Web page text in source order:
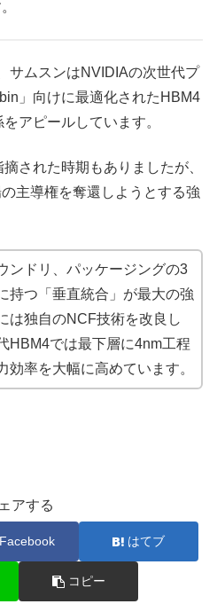
ムスンはNVIDIAの次世代プ
」向けに最適化されたHBM4
アピールしています。
された時期もありましたが、
主導権を奪還しようとする強
ンドリ、パッケージングの3
持つ「垂直統合」が最大の強
は独自のNCF技術を改良し
HBM4では最下層に4nm工程
効率を大幅に高めています。
アする
Facebook はてブ
コピー